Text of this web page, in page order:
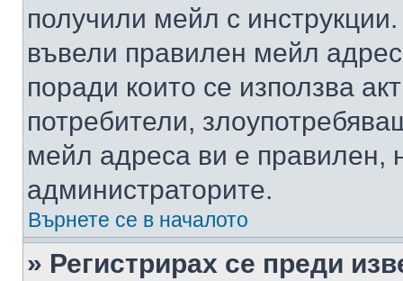
получили мейл с
въвели правилен мейл
поради които се използва
потребители,
мейл адреса ви е правилен,
администраторите.
Върнете се в началото
» Регистрирах се преди